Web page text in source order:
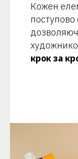
Кожен
поступово
крок за